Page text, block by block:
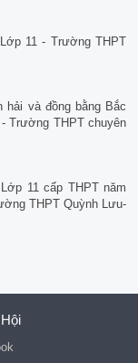
11 - Trường THPT
hải và đồng bằng Bắc
Trường THPT chuyên
11 cấp THPT năm
THPT Quỳnh Lưu-